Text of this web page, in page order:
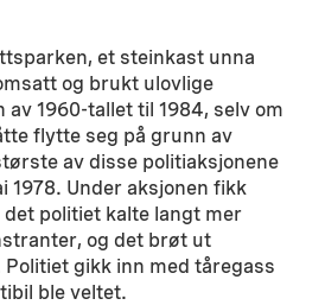
et steinkast unna
og brukt ulovlige
1960-tallet til 1984, selv om
flytte seg på grunn av
av disse politiaksjonene
1978. Under aksjonen fikk
politiet kalte langt mer
og det brøt ut
gikk inn med tåregass
ble veltet.